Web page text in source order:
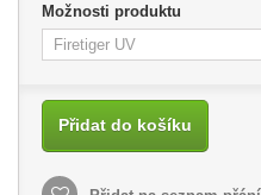
Možnosti produktu
Přidat do košíku